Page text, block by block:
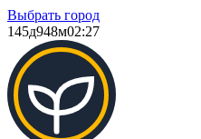
Выбрать город
145д948м02:27